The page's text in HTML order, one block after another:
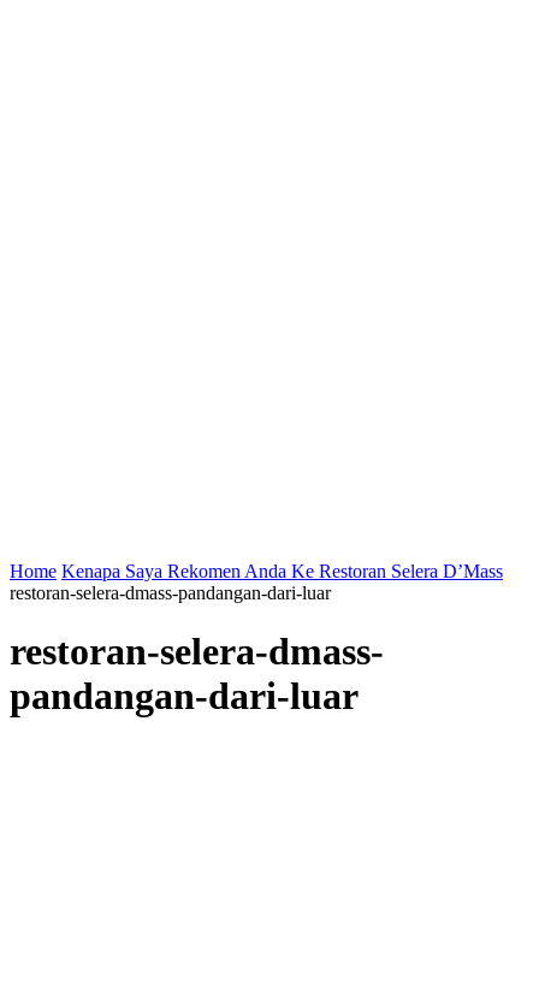
Home Kenapa Saya Rekomen Anda Ke Restoran Selera D’Mass
restoran-selera-dmass-pandangan-dari-luar
restoran-selera-dmass-
pandangan-dari-luar